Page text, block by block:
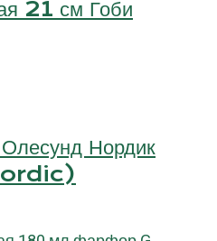
21 см Гоби
Нордик